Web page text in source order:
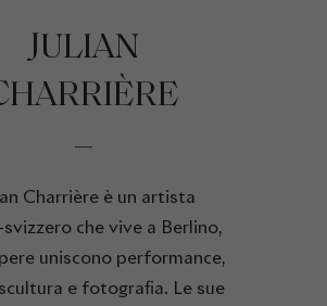
JULIAN
Charrière è un artista
che vive a Berlino,
uniscono performance,
e fotografia. Le sue